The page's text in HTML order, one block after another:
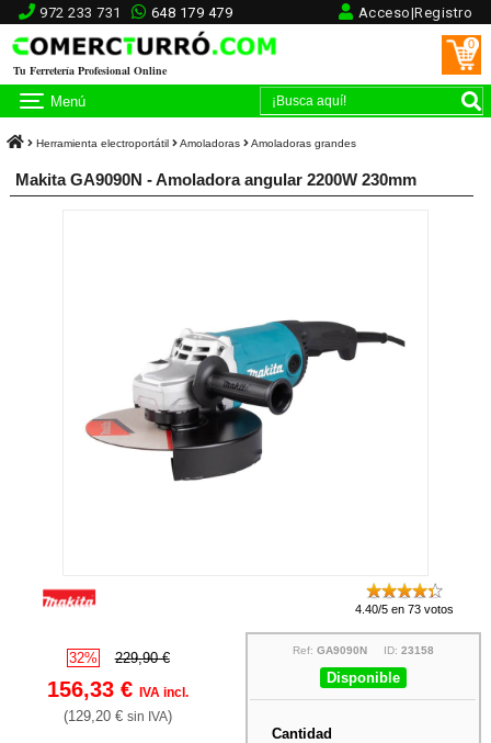
972 233 731 648 179 479 Acceso|Registro
Tu Ferretería Profesional Online
0
Menú
Herramienta electroportátil Amoladoras Amoladoras grandes
Makita GA9090N - Amoladora angular 2200W 230mm
4.40/5 en 73 votos
32% 229,90 €
156,33 €IVA incl.
(129,20 €sin IVA)
Ref: GA9090NID: 23158
Disponible
Cantidad